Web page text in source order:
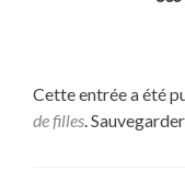
Cette entrée a été
de filles.